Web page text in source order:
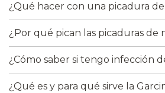
¿Qué hacer con una picadura
¿Por qué pican las picaduras de
¿Cómo saber si tengo infección
¿Qué es y para qué sirve la